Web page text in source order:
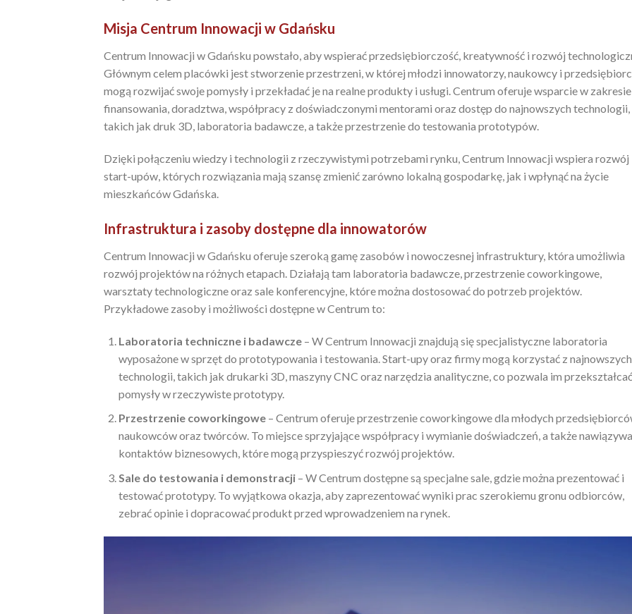
Misja Centrum Innowacji w Gdańsku
Centrum Innowacji w Gdańsku powstało, aby wspierać przedsiębiorczość, kreatywność i rozwój
Głównym celem placówki jest stworzenie przestrzeni, w której młodzi innowatorzy, naukowcy i
mogą rozwijać swoje pomysły i przekładać je na realne produkty i usługi. Centrum oferuje wsparcie w zakresie
finansowania, doradztwa, współpracy z doświadczonymi mentorami oraz dostęp do najnowszych technologii,
takich jak druk 3D, laboratoria badawcze, a także przestrzenie do testowania prototypów.
Dzięki połączeniu wiedzy i technologii z rzeczywistymi potrzebami rynku, Centrum Innowacji wspiera rozwój
start-upów, których rozwiązania mają szansę zmienić zarówno lokalną gospodarkę, jak i wpłynąć na życie
mieszkańców Gdańska.
Infrastruktura i zasoby dostępne dla innowatorów
Centrum Innowacji w Gdańsku oferuje szeroką gamę zasobów i nowoczesnej infrastruktury, która umożliwia
rozwój projektów na różnych etapach. Działają tam laboratoria badawcze, przestrzenie coworkingowe,
warsztaty technologiczne oraz sale konferencyjne, które można dostosować do potrzeb projektów.
Przykładowe zasoby i możliwości dostępne w Centrum to:
Laboratoria techniczne i badawcze– W Centrum Innowacji znajdują się specjalistyczne laboratoria
wyposażone w sprzęt do prototypowania i testowania. Start-upy oraz firmy mogą korzystać z najnowszych
technologii, takich jak drukarki 3D, maszyny CNC oraz narzędzia analityczne, co pozwala im przekształcać
pomysły w rzeczywiste prototypy.
Przestrzenie coworkingowe– Centrum oferuje przestrzenie coworkingowe dla młodych
naukowców oraz twórców. To miejsce sprzyjające współpracy i wymianie doświadczeń, a także
kontaktów biznesowych, które mogą przyspieszyć rozwój projektów.
Sale do testowania i demonstracji– W Centrum dostępne są specjalne sale, gdzie można prezentować i
testować prototypy. To wyjątkowa okazja, aby zaprezentować wyniki prac szerokiemu gronu odbiorców,
zebrać opinie i dopracować produkt przed wprowadzeniem na rynek.